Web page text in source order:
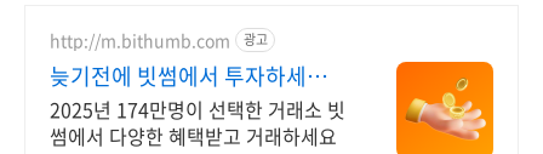
http://m.bithumb.com 광고
늦기전에 빗썸에서 투자하세요
신규 가입 시 5만원 혜택
2025년 174만명이 선택한 거래소 빗
썸에서 다양한 혜택받고 거래하세요